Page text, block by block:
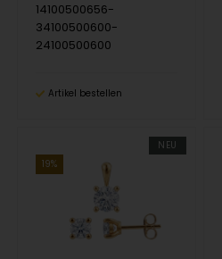
14100500656-
34100500600-
24100500600
Artikel bestellen
NEU
19%